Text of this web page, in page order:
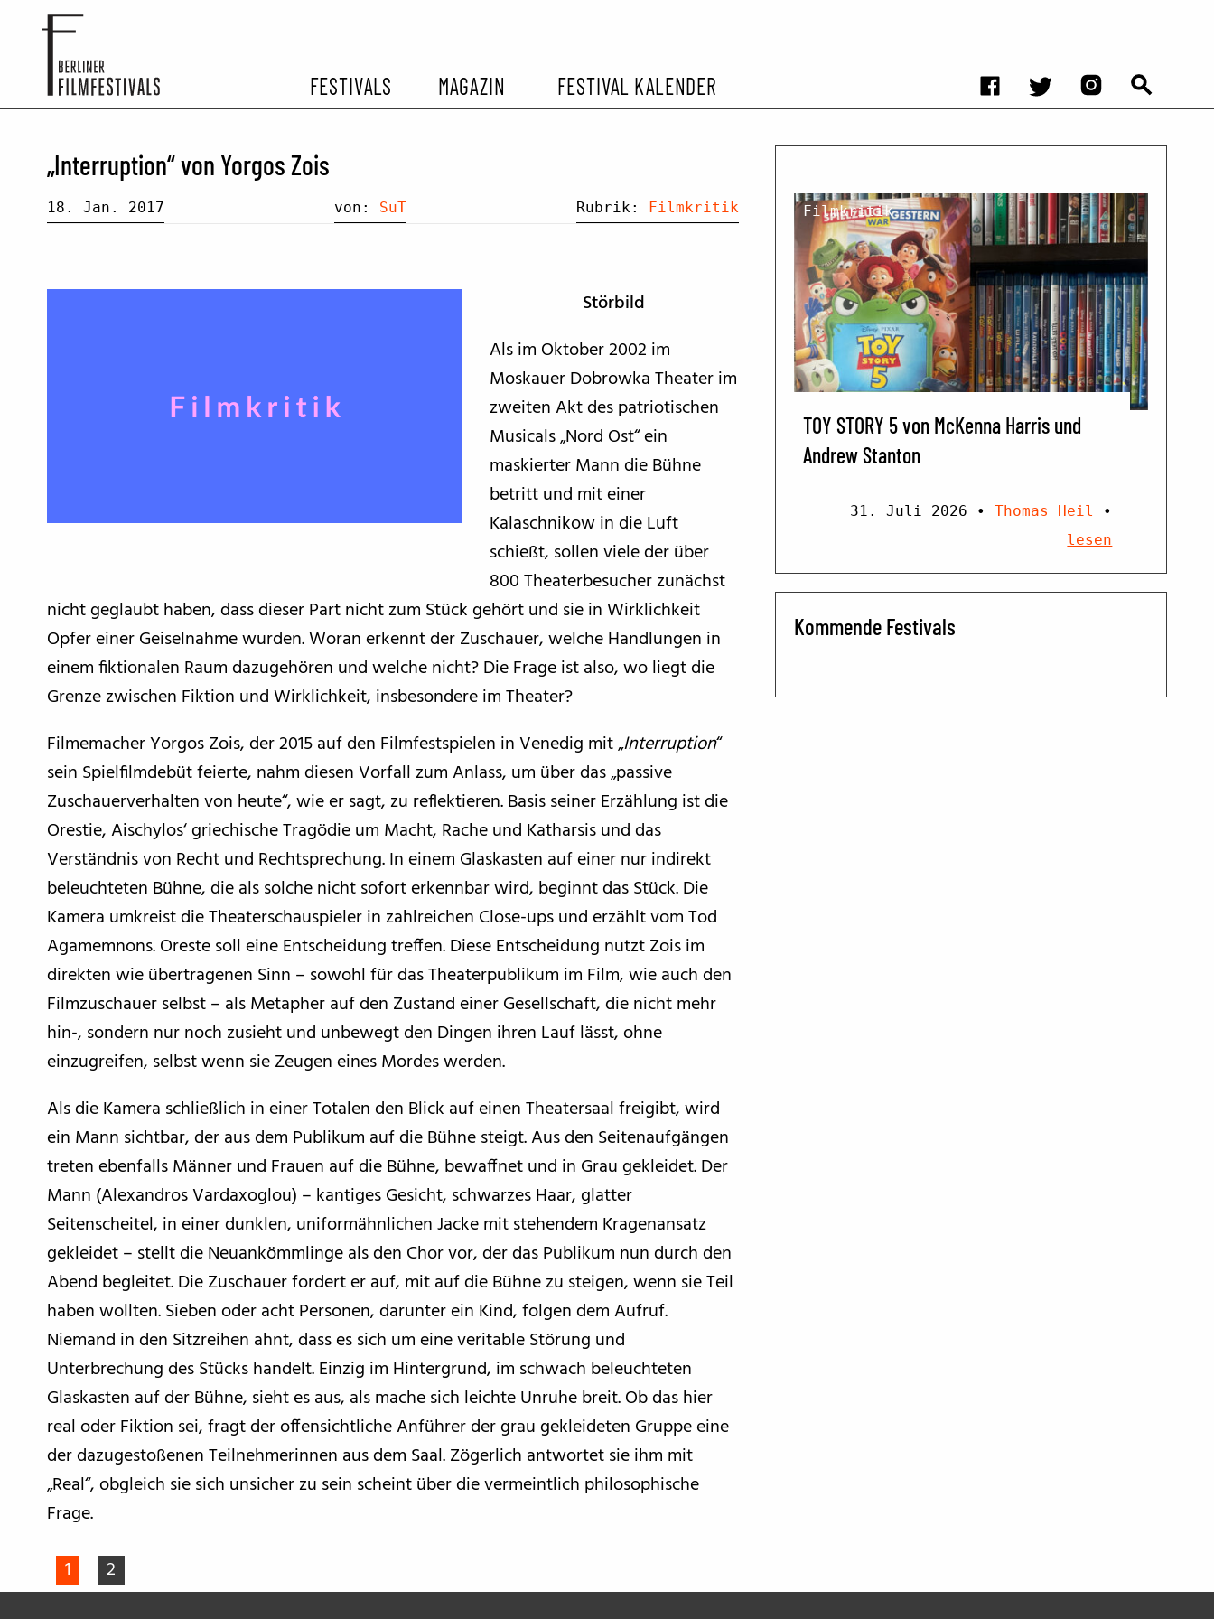
FESTIVALS
ARCHIV EHEMALIGER FILMFESTIVALS
MAGAZIN
FESTIVALBERICHTE
FILM- UND SERIEN-TIPPS
BFF ON THE ROAD
FESTIVAL KALENDER
„Interruption“ von Yorgos Zois
18. Jan. 2017 von: SuT Rubrik: Filmkritik
Störbild
Als im Oktober 2002 im
Moskauer Dobrowka Theater im
zweiten Akt des patriotischen
Musicals „Nord Ost“ ein
maskierter Mann die Bühne
betritt und mit einer
Kalaschnikow in die Luft
schießt, sollen viele der über
800 Theaterbesucher zunächst
nicht geglaubt haben, dass dieser Part nicht zum Stück gehört und sie in Wirklichkeit
Opfer einer Geiselnahme wurden. Woran erkennt der Zuschauer, welche Handlungen in
einem fiktionalen Raum dazugehören und welche nicht? Die Frage ist also, wo liegt die
Grenze zwischen Fiktion und Wirklichkeit, insbesondere im Theater?
Filmemacher Yorgos Zois, der 2015 auf den Filmfestspielen in Venedig mit „Interruption“
sein Spielfilmdebüt feierte, nahm diesen Vorfall zum Anlass, um über das „passive
Zuschauerverhalten von heute“, wie er sagt, zu reflektieren. Basis seiner Erzählung ist die
Orestie, Aischylos‘ griechische Tragödie um Macht, Rache und Katharsis und das
Verständnis von Recht und Rechtsprechung. In einem Glaskasten auf einer nur indirekt
beleuchteten Bühne, die als solche nicht sofort erkennbar wird, beginnt das Stück. Die
Kamera umkreist die Theaterschauspieler in zahlreichen Close-ups und erzählt vom Tod
Agamemnons. Oreste soll eine Entscheidung treffen. Diese Entscheidung nutzt Zois im
direkten wie übertragenen Sinn – sowohl für das Theaterpublikum im Film, wie auch den
Filmzuschauer selbst – als Metapher auf den Zustand einer Gesellschaft, die nicht mehr
hin-, sondern nur noch zusieht und unbewegt den Dingen ihren Lauf lässt, ohne
einzugreifen, selbst wenn sie Zeugen eines Mordes werden.
Als die Kamera schließlich in einer Totalen den Blick auf einen Theatersaal freigibt, wird
ein Mann sichtbar, der aus dem Publikum auf die Bühne steigt. Aus den Seitenaufgängen
treten ebenfalls Männer und Frauen auf die Bühne, bewaffnet und in Grau gekleidet. Der
Mann (Alexandros Vardaxoglou) – kantiges Gesicht, schwarzes Haar, glatter
Seitenscheitel, in einer dunklen, uniformähnlichen Jacke mit stehendem Kragenansatz
gekleidet – stellt die Neuankömmlinge als den Chor vor, der das Publikum nun durch den
Abend begleitet. Die Zuschauer fordert er auf, mit auf die Bühne zu steigen, wenn sie Teil
haben wollten. Sieben oder acht Personen, darunter ein Kind, folgen dem Aufruf.
Niemand in den Sitzreihen ahnt, dass es sich um eine veritable Störung und
Unterbrechung des Stücks handelt. Einzig im Hintergrund, im schwach beleuchteten
Glaskasten auf der Bühne, sieht es aus, als mache sich leichte Unruhe breit. Ob das hier
real oder Fiktion sei, fragt der offensichtliche Anführer der grau gekleideten Gruppe eine
der dazugestoßenen Teilnehmerinnen aus dem Saal. Zögerlich antwortet sie ihm mit
„Real“, obgleich sie sich unsicher zu sein scheint über die vermeintlich philosophische
Frage.
1
2
Filmkritik
TOY STORY 5 von McKenna Harris und
Andrew Stanton
31. Juli 2026 • Thomas Heil
•
lesen
Kommende Festivals